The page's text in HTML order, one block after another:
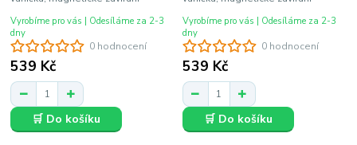
0 hodnocení
539 Kč
Vyrobíme pro vás | Odesíláme za 2-3
dny
🛒 Do košíku
0 hodnocení
539 Kč
Vyrobíme pro vás | Odesíláme za 2-3
dny
🛒 Do košíku